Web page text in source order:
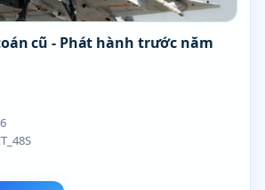
cũ - Phát hành trước năm